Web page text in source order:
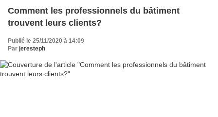
Comment les professionnels du bâtiment
trouvent leurs clients?
Publié le 25/11/2020 à 14:09
Par jeresteph